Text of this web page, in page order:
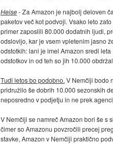
Heise- Za Amazon je najbolj deloven
paketov več kot podvoji. Vsako leto
primer zaposlili 80.000 dodatnih ljudi,
odslovijo, kar je vsem vpletenim jasno
odstotkih: lani je imel Amazon sredi
odstotkov in od teh so jih 10.000
Tudi letos bo podobno. V Nemčiji bodo
pridružilo še dobrih 10.000 sezonskih
neposredno v podjetju in ne prek
V Nemčiji se namreč Amazon bori še s
čimer so Amazonu povzročili precej
stavke, Amazon v Nemčiji praktično